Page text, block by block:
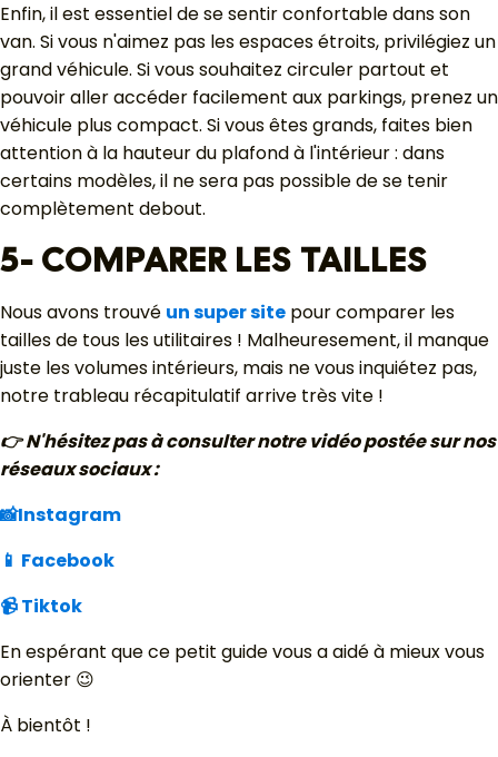
Enfin, il est essentiel de se sentir confortable dans son
van. Si vous n'aimez pas les espaces étroits, privilégiez un
grand véhicule. Si vous souhaitez circuler partout et
pouvoir aller accéder facilement aux parkings, prenez un
véhicule plus compact. Si vous êtes grands, faites bien
attention à la hauteur du plafond à l'intérieur : dans
certains modèles, il ne sera pas possible de se tenir
complètement debout.
5- COMPARER LES TAILLES
Nous avons trouvé un super site pour comparer les
tailles de tous les utilitaires ! Malheuresement, il manque
juste les volumes intérieurs, mais ne vous inquiétez pas,
notre trableau récapitulatif arrive très vite !
👉 N'hésitez pas à consulter notre vidéo postée sur nos
réseaux sociaux :
📸Instagram
📱 Facebook
📹 Tiktok
En espérant que ce petit guide vous a aidé à mieux vous
orienter 😉
À bientôt !